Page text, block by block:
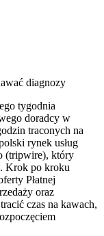
tygodnia
doradcy w
traconych na
rynek usług
(tripwire), który
Krok po kroku
Płatnej
oraz
czas na kawach,